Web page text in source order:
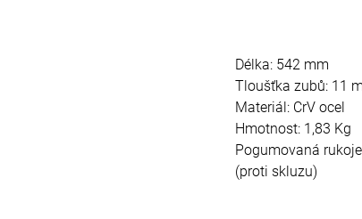
Délka: 542 mm
Tloušťka zubů: 11
Materiál: CrV ocel
Hmotnost: 1,83 Kg
Pogumovaná
(proti skluzu)